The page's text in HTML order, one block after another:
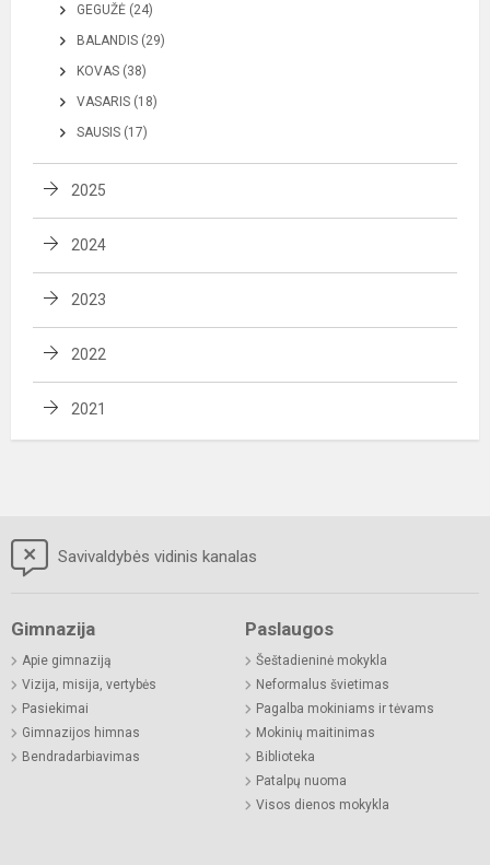
GEGUŽĖ (24)
BALANDIS (29)
KOVAS (38)
VASARIS (18)
SAUSIS (17)
2025
2024
2023
2022
2021
Savivaldybės vidinis kanalas
Gimnazija
Apie gimnaziją
Vizija, misija, vertybės
Pasiekimai
Gimnazijos himnas
Bendradarbiavimas
Paslaugos
Šeštadieninė mokykla
Neformalus švietimas
Pagalba mokiniams ir tėvams
Mokinių maitinimas
Biblioteka
Patalpų nuoma
Visos dienos mokykla